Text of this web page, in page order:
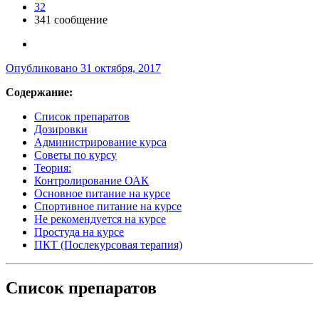
32
341 сообщение
Опубликовано 31 октября, 2017
Содержание:
Список препаратов
Дозировки
Администрирование курса
Советы по курсу
Теория:
Контролирование ОАК
Основное питание на курсе
Спортивное питание на курсе
Не рекомендуется на курсе
Простуда на курсе
ПКТ (Послекурсовая терапия)
Список препаратов